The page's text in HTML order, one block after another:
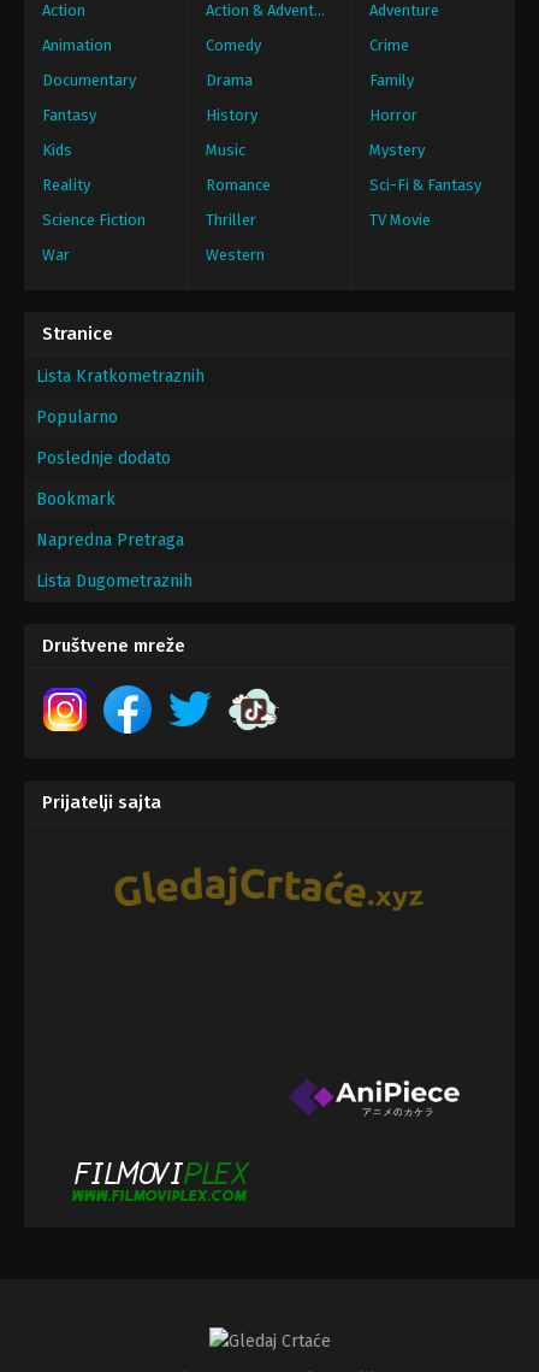
Action Action & Adventure
Adventure
Animation
Comedy
Crime
Documentary
Drama
Family
Fantasy
History
Horror
Kids
Music
Mystery
Reality
Romance
Sci-Fi & Fantasy
Science Fiction
Thriller
TV Movie
War
Western
Stranice
Lista Kratkometraznih
Popularno
Poslednje dodato
Bookmark
Napredna Pretraga
Lista Dugometraznih
Društvene mreže
Prijatelji sajta